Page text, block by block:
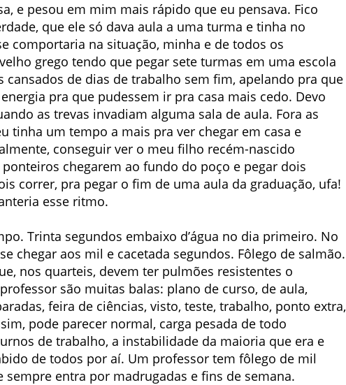
e pesou em mim mais rápido que eu pensava. Fico
que ele só dava aula a uma turma e tinha no
comportaria na situação, minha e de todos os
grego tendo que pegar sete turmas em uma escola
de dias de trabalho sem fim, apelando pra que
pra que pudessem ir pra casa mais cedo. Devo
as trevas invadiam alguma sala de aula. Fora as
tinha um tempo a mais pra ver chegar em casa e
conseguir ver o meu filho recém-nascido
chegarem ao fundo do poço e pegar dois
correr, pra pegar o fim de uma aula da graduação, ufa!
esse ritmo.
Trinta segundos embaixo d’água no dia primeiro. No
chegar aos mil e cacetada segundos. Fôlego de salmão.
nos quarteis, devem ter pulmões resistentes o
são muitas balas: plano de curso, de aula,
feira de ciências, visto, teste, trabalho, ponto extra,
pode parecer normal, carga pesada de todo
de trabalho, a instabilidade da maioria que era e
de todos por aí. Um professor tem fôlego de mil
entra por madrugadas e fins de semana.